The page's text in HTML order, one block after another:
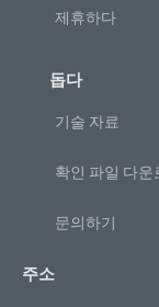
제휴하다
돕다
기술 자료
확인 파일 다운
문의하기
주소